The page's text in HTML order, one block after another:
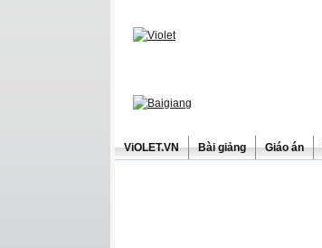
ViOLET.VN Bài giảng Giáo án